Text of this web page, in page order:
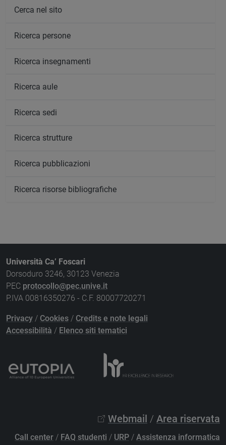
Cerca nel sito
Ricerca persone
Ricerca insegnamenti
Ricerca aule
Ricerca sedi
Ricerca strutture
Ricerca pubblicazioni
Ricerca risorse bibliografiche
Università Ca’ Foscari
Dorsoduro 3246, 30123 Venezia
PEC protocollo@pec.unive.it
P.IVA 00816350276 - C.F. 80007720271
Privacy / Cookies / Credits e note legali
Accessibilità / Elenco siti tematici
Webmail / Area riservata
Call center / FAQ studenti / URP / Assistenza informatica